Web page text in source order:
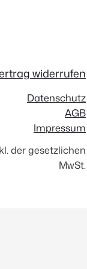
widerrufen
Datenschutz
AGB
Impressum
der gesetzlichen
MwSt.